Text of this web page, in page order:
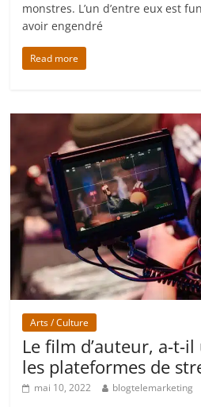
monstres. L’un d’entre eux est
avoir engendré
Read more
Arts / Culture
Le film d’auteur, a-t-
les plateformes de
mai 10, 2022 blogtelemarketing